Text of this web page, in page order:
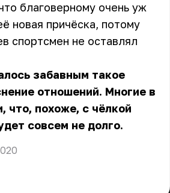
благоверному очень уж
новая причёска, потому
спортсмен не оставлял
забавным такое
отношений. Многие в
что, похоже, с чёлкой
совсем не долго.